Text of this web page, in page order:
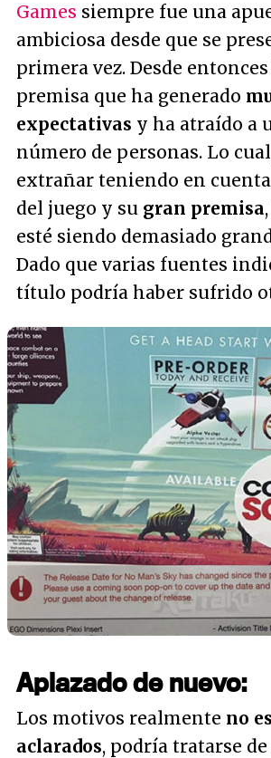
Games siempre fue una
ambiciosa desde que se
primera vez. Desde
premisa que ha generado
expectativas y ha atraído a
número de personas. Lo
extrañar teniendo en
del juego y su gran premisa
esté siendo demasiado
Dado que varias fuentes
título podría haber sufrido
Aplazado de nuevo:
Los motivos realmente no
aclarados, podría tratarse